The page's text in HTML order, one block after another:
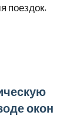
поездок.
окон